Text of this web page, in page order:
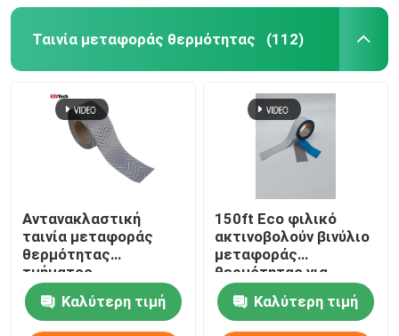
Ταινία μεταφοράς θερμότητας (112)
Αντανακλαστική
ταινία μεταφοράς
θερμότητας
τμήματος
Καλύτερη τιμή
150ft Eco φιλικό
ακτινοβολούν βινύλιο
μεταφοράς
θερμότητας για
Skateboard το
Retroreflective
ιματισμό ταινιών
Καλύτερη τιμή